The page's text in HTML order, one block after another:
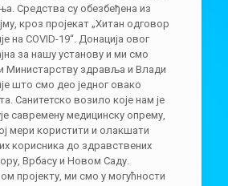
Средства су обезбеђена из
кроз пројекат „Хитан одговор
на COVID-19“. Донација овог
за нашу установу и ми смо
Министарству здравља и Влади
што смо део једног овако
Санитетско возило које нам је
савремену медицинску опрему,
мери користити и олакшати
корисника до здравствених
Врбасу и Новом Саду.
пројекту, ми смо у могућности